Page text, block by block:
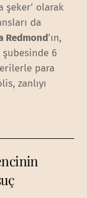
şeker’ olarak
da
Redmond’ın,
6
para
zanlıyı